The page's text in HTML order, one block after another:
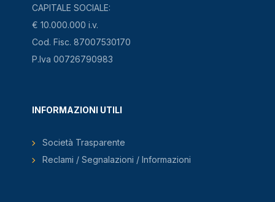
CAPITALE SOCIALE:
€ 10.000.000 i.v.
Cod. Fisc. 87007530170
P.Iva 00726790983
INFORMAZIONI UTILI
Società Trasparente
Reclami / Segnalazioni / Informazioni